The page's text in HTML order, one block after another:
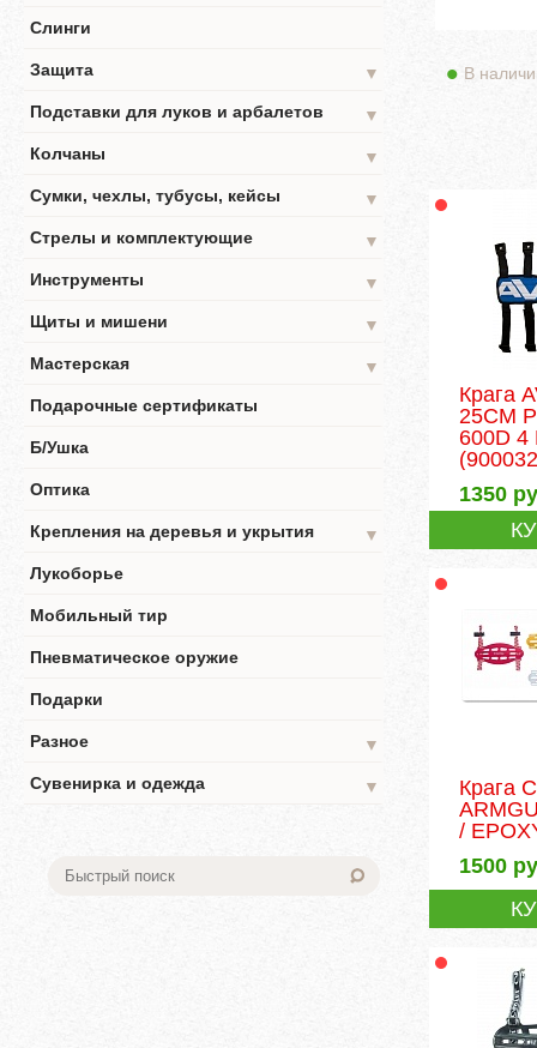
Слинги
Защита
▼
Подставки для луков и арбалетов
▼
Колчаны
▼
Сумки, чехлы, тубусы, кейсы
▼
Стрелы и комплектующие
▼
Инструменты
▼
Щиты и мишени
▼
Мастерская
▼
Подарочные сертификаты
Б/Ушка
Оптика
Крепления на деревья и укрытия
▼
Лукоборье
Мобильный тир
Пневматическое оружие
Подарки
Разное
▼
Сувенирка и одежда
▼
В
Крага
25CM
600D 4
1350
Крага
/
1500